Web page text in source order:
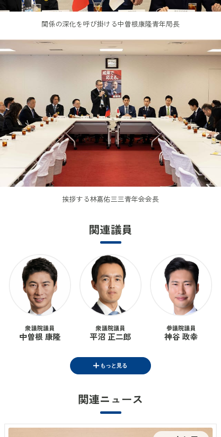
関係の深化を呼び掛ける中曽根康隆青年局長
挨拶する林嘉佑三三青年会会長
関連議員
衆議院議員
中曽根 康隆
衆議院議員
平沼 正二郎
参議院議員
神谷 政幸
衆議院議員
根本 拓
もっと見る
関連ニュース